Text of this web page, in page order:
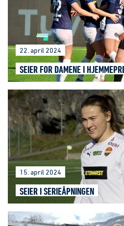
22. april 2024
SEIER FOR DAMENE I
15. april 2024
SEIER I SERIEÅPNINGEN